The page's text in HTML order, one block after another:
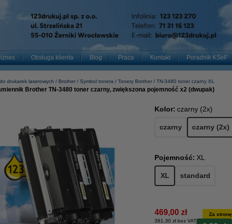
Obsługa klienta Blog Praca Kontakt Poradnik KSeF
drukarek laserowych Brother Symbol tonera Tonery Brother TN-3480 toner czarny XL
Brother TN-3480 toner czarny, zwiększona pojemność x2 (dwupak)
Kolor: czarny (2x)
czarny czarny (2x)
Pojemność: XL
XL standard
469,00 zł
381,30 zł bez VAT
Za stronę